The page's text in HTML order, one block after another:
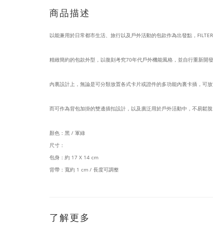
商品描述
以能兼用於日常都市生活、旅行以及戶外活動的包款作為出發點，
精緻簡約的包款外型，以復刻考究70年代戶外機能風格，並自行重新開
內裏設計上，無論是可分類放置各式卡片或證件的多功能內裏卡插，可
而可作為背包加掛的雙邊插扣設計，以及廣泛用於戶外活動中，不易鬆
顏色：黑 / 軍綠
尺寸：
包身：約 17 X 14 cm
背帶：寬約 1 cm / 長度可調整
了解更多